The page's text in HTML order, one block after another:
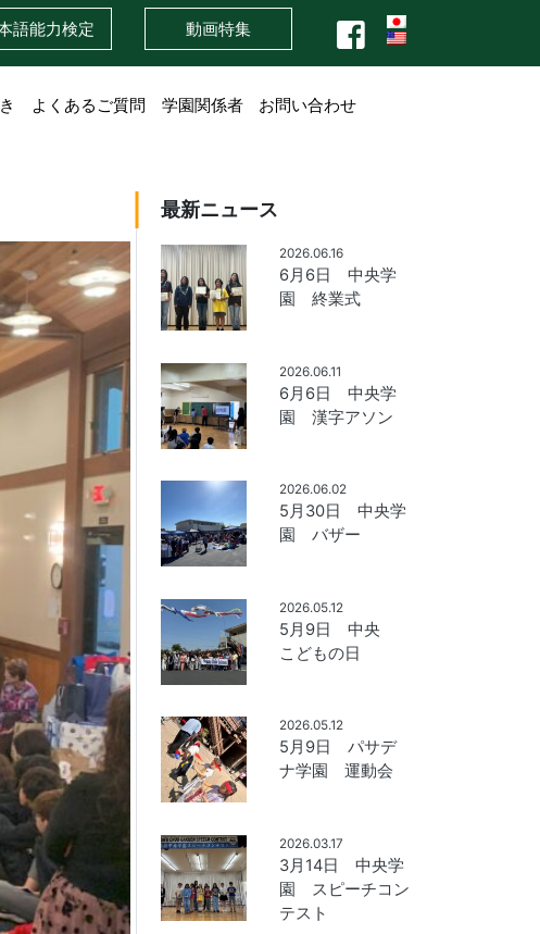
語能力検定 動画特集
よくあるご質問 学園関係者 お問い合わせ
最新ニュース
2026.06.16
6月6日 中央学
園 終業式
2026.06.11
6月6日 中央学
園 漢字アソン
2026.06.02
5月30日 中央学
園 バザー
2026.05.12
5月9日 中央
こどもの日
2026.05.12
5月9日 パサデ
ナ学園 運動会
2026.03.17
3月14日 中央学
園 スピーチコン
テスト